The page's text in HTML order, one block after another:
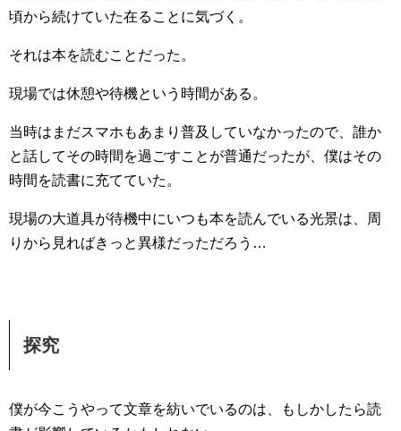
頃から続けていた在ることに気づく。
それは本を読むことだった。
現場では休憩や待機という時間がある。
当時はまだスマホもあまり普及していなかったので、誰か
と話してその時間を過ごすことが普通だったが、僕はその
時間を読書に充てていた。
現場の大道具が待機中にいつも本を読んでいる光景は、周
りから見ればきっと異様だっただろう…
探究
僕が今こうやって文章を紡いでいるのは、もしかしたら読